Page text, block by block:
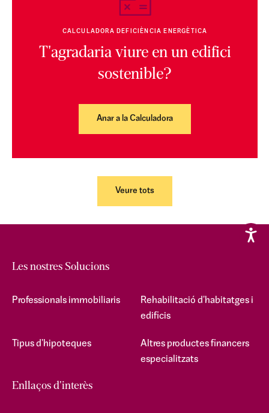
CALCULADORA DEFICIÈNCIA ENERGÈTICA
T'agradaria viure en un edifici
sostenible?
Anar a la Calculadora
Veure tots
Les nostres Solucions
Professionals immobiliaris
Rehabilitació d'habitatges i
edificis
Tipus d'hipoteques
Altres productes financers
especialitzats
Enllaços d'interès